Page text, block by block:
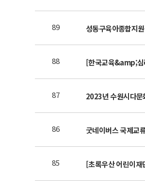
89 성동구육아종합지
88 [한국교육&amp;심
87 2023년 수원시다
86 굿네이버스 국제교
85 [초록우산 어린이